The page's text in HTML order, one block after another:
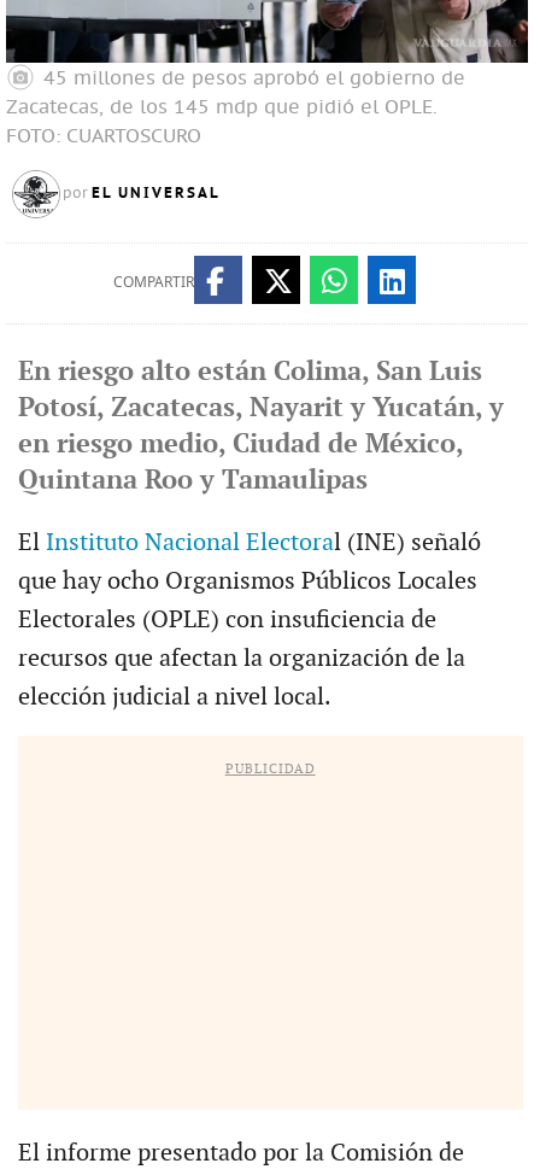
45 millones de pesos aprobó el gobierno de
Zacatecas, de los 145 mdp que pidió el OPLE.
FOTO: CUARTOSCURO
por EL UNIVERSAL
COMPARTIR
En riesgo alto están Colima, San Luis
Potosí, Zacatecas, Nayarit y Yucatán, y
en riesgo medio, Ciudad de México,
Quintana Roo y Tamaulipas
ElInstituto Nacional Electoral (INE) señaló
que hay ocho Organismos Públicos Locales
Electorales (OPLE) con insuficiencia de
recursos que afectan la organización de la
elección judicial a nivel local.
PUBLICIDAD
El informe presentado por la Comisión de